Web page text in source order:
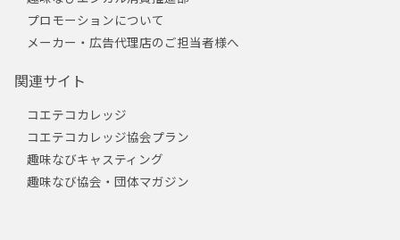
プロモーションについて
メーカー・広告代理店のご担当者様へ
関連サイト
コエテコカレッジ
コエテコカレッジ協会プラン
趣味なびキャスティング
趣味なび協会・団体マガジン